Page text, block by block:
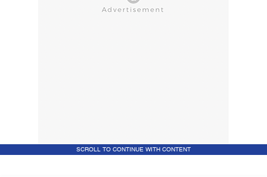
SCROLL TO CONTINUE WITH CONTENT